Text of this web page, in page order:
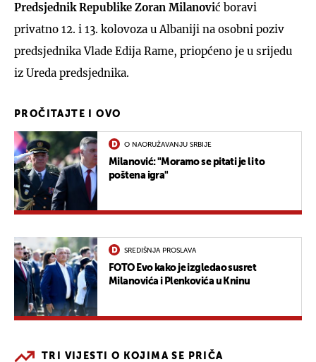
Predsjednik Republike Zoran Milanović boravi
privatno 12. i 13. kolovoza u Albaniji na osobni poziv
predsjednika Vlade Edija Rame, priopćeno je u srijedu
iz Ureda predsjednika.
PROČITAJTE I OVO
O NAORUŽAVANJU SRBIJE
Milanović: "Moramo se pitati je li to
poštena igra"
SREDIŠNJA PROSLAVA
FOTO Evo kako je izgledao susret
Milanovića i Plenkovića u Kninu
TRI VIJESTI O KOJIMA SE PRIČA